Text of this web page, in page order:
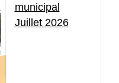
municipal
Juillet 2026